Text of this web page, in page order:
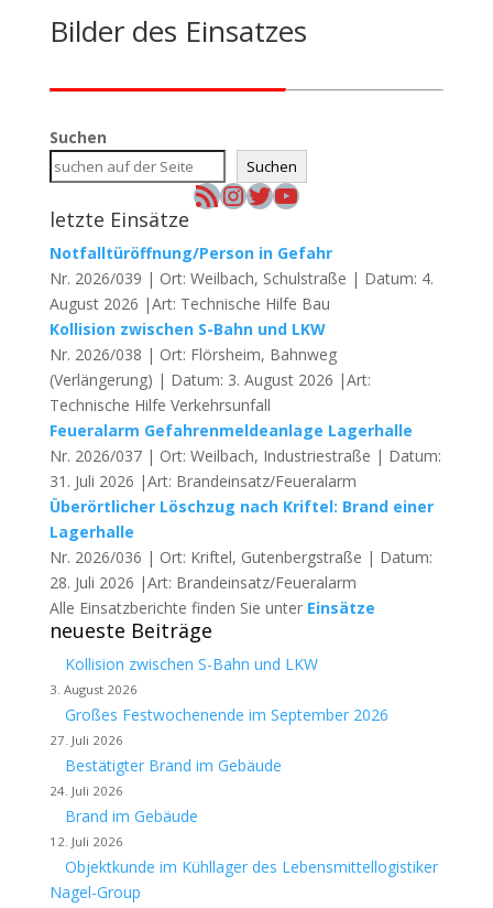
Bilder des Einsatzes
Suchen
Suchen
RSS-FeedInstagram
Twitter
YouTube
letzte Einsätze
Notfalltüröffnung/Person in Gefahr
Nr. 2026/039 | Ort: Weilbach, Schulstraße | Datum: 4.
August 2026 |Art: Technische Hilfe Bau
Kollision zwischen S-Bahn und LKW
Nr. 2026/038 | Ort: Flörsheim, Bahnweg
(Verlängerung) | Datum: 3. August 2026 |Art:
Technische Hilfe Verkehrsunfall
Feueralarm Gefahrenmeldeanlage Lagerhalle
Nr. 2026/037 | Ort: Weilbach, Industriestraße | Datum:
31. Juli 2026 |Art: Brandeinsatz/Feueralarm
Überörtlicher Löschzug nach Kriftel: Brand einer
Lagerhalle
Nr. 2026/036 | Ort: Kriftel, Gutenbergstraße | Datum:
28. Juli 2026 |Art: Brandeinsatz/Feueralarm
Alle Einsatzberichte finden Sie unter Einsätze
neueste Beiträge
Kollision zwischen S-Bahn und LKW
3. August 2026
Großes Festwochenende im September 2026
27. Juli 2026
Bestätigter Brand im Gebäude
24. Juli 2026
Brand im Gebäude
12. Juli 2026
Objektkunde im Kühllager des Lebensmittellogistiker
Nagel-Group